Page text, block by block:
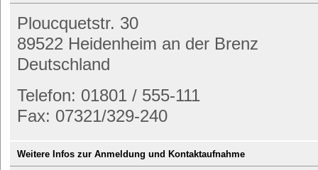
Ploucquetstr. 30
89522 Heidenheim an der Brenz
Deutschland
Telefon: 01801 / 555-111
Fax: 07321/329-240
Weitere Infos zur Anmeldung und Kontaktaufnahme